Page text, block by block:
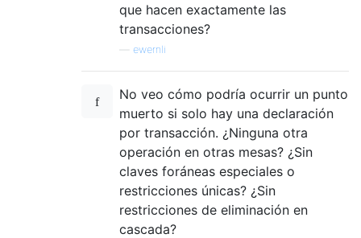
que hacen exactamente las
transacciones?
ewernli
No veo cómo podría ocurrir un punto
muerto si solo hay una declaración
por transacción. ¿Ninguna otra
operación en otras mesas? ¿Sin
claves foráneas especiales o
restricciones únicas? ¿Sin
restricciones de eliminación en
cascada?